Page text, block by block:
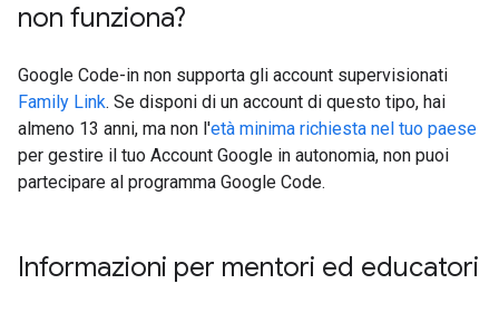
non funziona?
Google Code-in non supporta gli account supervisionati
Family Link. Se disponi di un account di questo tipo, hai
almeno 13 anni, ma non l'età minima richiesta nel tuo paese
per gestire il tuo Account Google in autonomia, non puoi
partecipare al programma Google Code.
Informazioni per mentori ed educatori